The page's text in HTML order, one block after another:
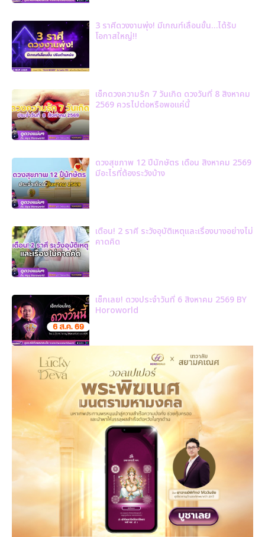
3 ราศีดวงงานพุ่ง! มีเกณฑ์เลื่อนขั้น…ได้รับ
โอกาสใหญ่!!
เช็กดวงความรัก 7 วันเกิด ดวงวันที่ 8 สิงหาคม
2569 ควรไปต่อหรือพอแค่นี้
ดวงสุขภาพ 12 ปีนักษัตร เดือน สิงหาคม 2569
มีอะไรที่ต้องระวังบ้าง
เตือน! 2 ราศี ระวังอุบัติเหตุและเรื่องบางอย่างไม่
คาดคิด
เช็กเลย! ดวงประจำวันที่ 6 สิงหาคม 2569 BY
Horoworld